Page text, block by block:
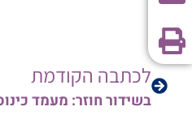
לכתבה הקודמת